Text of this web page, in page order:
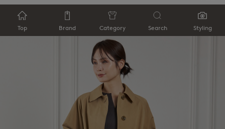
Top Brand Category Search Styling